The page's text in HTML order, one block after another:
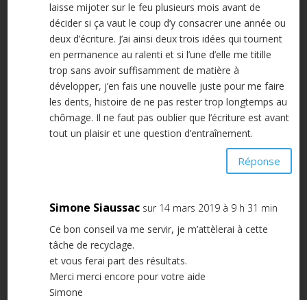
laisse mijoter sur le feu plusieurs mois avant de
décider si ça vaut le coup d’y consacrer une année ou
deux d’écriture. J’ai ainsi deux trois idées qui tournent
en permanence au ralenti et si l’une d’elle me titille
trop sans avoir suffisamment de matière à
développer, j’en fais une nouvelle juste pour me faire
les dents, histoire de ne pas rester trop longtemps au
chômage. Il ne faut pas oublier que l’écriture est avant
tout un plaisir et une question d’entraînement.
Réponse
Simone Siaussac sur 14 mars 2019 à 9 h 31 min
Ce bon conseil va me servir, je m’attèlerai à cette
tâche de recyclage.
et vous ferai part des résultats.
Merci merci encore pour votre aide
Simone